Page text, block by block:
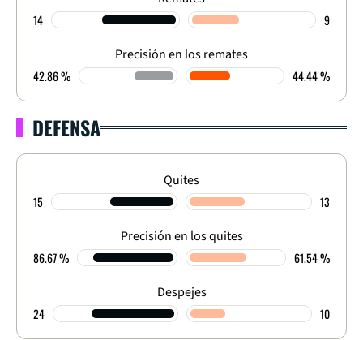
14 9
Precisión en los remates
42.86 % 44.44 %
DEFENSA
Quites
15 13
Precisión en los quites
86.67 % 61.54 %
Despejes
24 10